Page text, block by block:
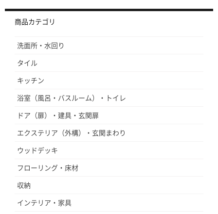
商品カテゴリ
洗面所・水回り
タイル
キッチン
浴室（風呂・バスルーム）・トイレ
ドア（扉）・建具・玄関扉
エクステリア（外構）・玄関まわり
ウッドデッキ
フローリング・床材
収納
インテリア・家具